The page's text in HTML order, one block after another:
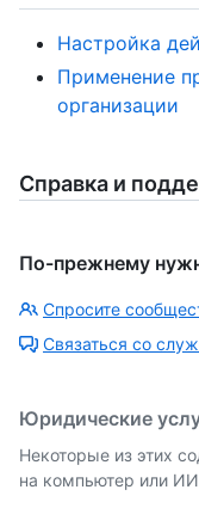
Настройка
Применение
организации
Справка и
По-прежнему
Спросите
Связаться со
Юридические
Некоторые из этих
на компьютер или